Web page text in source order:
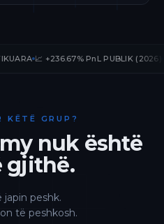
📈 +236.67% PnL PUBLIK (2026) 🛡️ 12
KËTË GRUP?
nuk është
gjithë.
japin peshk.
të peshkosh.